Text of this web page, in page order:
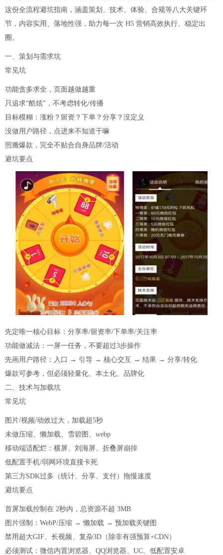
这份全流程避坑指南，涵盖策划、技术、体验、合规等八大关键环
节，内容实用、落地性强，助力每一次 H5 营销高效执行、稳定出
圈。
一、策划与需求坑
常见坑
功能贪多求全，页面越做越重
只追求“酷炫”，不考虑转化/传播
目标模糊：涨粉？留资？下单？分享？没定义
没做用户路径，点进来不知道干嘛
照搬爆款，完全不贴合自身品牌/活动
避坑要点
先定唯一核心目标：分享率/留资率/下单率/关注率
功能做减法：一屏一任务，不要超过3步操作
先画用户路径：入口 → 引导 → 核心交互 → 结果 → 分享/转化
爆款可参考，但必须轻量化、本土化、品牌化
二、技术与加载坑
常见坑
图片/视频/动效过大，加载超5秒
未做压缩、懒加载、雪碧图、webp
移动端适配烂：横屏、刘海屏、折叠屏崩掉
低配置手机/弱网环境直接卡死
第三方SDK过多（统计、分享、支付）拖慢速度
避坑要点
首屏加载控制在 2秒内，总资源不超 3MB
图片强制：WebP/压缩 → 懒加载 → 预加载关键图
禁用超大GIF、长视频、复杂3D（除非有强预算+CDN）
必须测试：微信内置浏览器、QQ浏览器、UC、低配置安卓